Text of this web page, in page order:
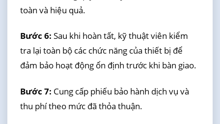
toàn và hiệu quả.
Bước 6: Sau khi hoàn tất, kỹ thuật viên kiểm
tra lại toàn bộ các chức năng của thiết bị để
đảm bảo hoạt động ổn định trước khi bàn giao.
Bước 7: Cung cấp phiếu bảo hành dịch vụ và
thu phí theo mức đã thỏa thuận.